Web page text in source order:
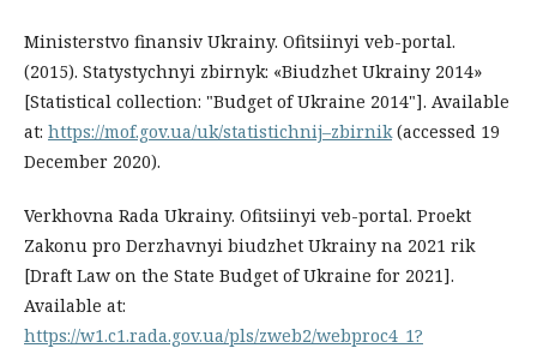
Ministerstvo finansiv Ukrainy. Ofitsiinyi veb-portal.
(2015). Statystychnyi zbirnyk: «Biudzhet Ukrainy 2014»
[Statistical collection: "Budget of Ukraine 2014"]. Available
at: https://mof.gov.ua/uk/statistichnij–zbirnik (accessed 19
December 2020).
Verkhovna Rada Ukrainy. Ofitsiinyi veb-portal. Proekt
Zakonu pro Derzhavnyi biudzhet Ukrainy na 2021 rik
[Draft Law on the State Budget of Ukraine for 2021].
Available at:
https://w1.c1.rada.gov.ua/pls/zweb2/webproc4_1?